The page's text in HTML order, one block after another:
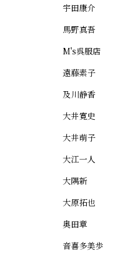
宇田康介
馬野真吾
M's呉服店
遠藤素子
及川静香
大井寛史
大井萌子
大江一人
大隅新
大原拓也
奥田章
音喜多美歩